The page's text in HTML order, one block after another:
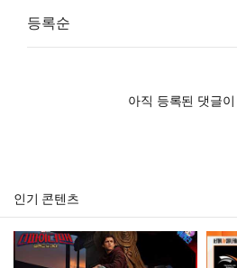
등록순
아직 등록된 댓글이
인기 콘텐츠